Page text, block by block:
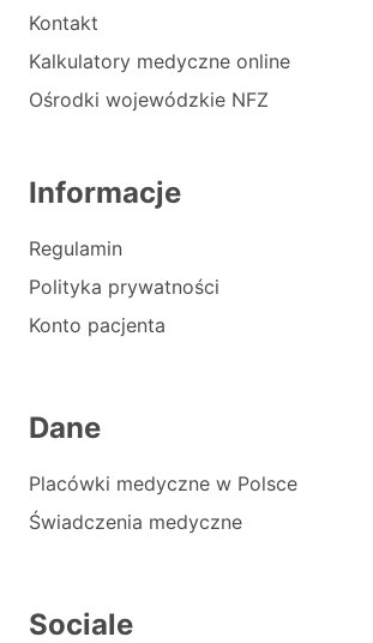
Kontakt
Kalkulatory medyczne online
Ośrodki wojewódzkie NFZ
Informacje
Regulamin
Polityka prywatności
Konto pacjenta
Dane
Placówki medyczne w Polsce
Świadczenia medyczne
Sociale